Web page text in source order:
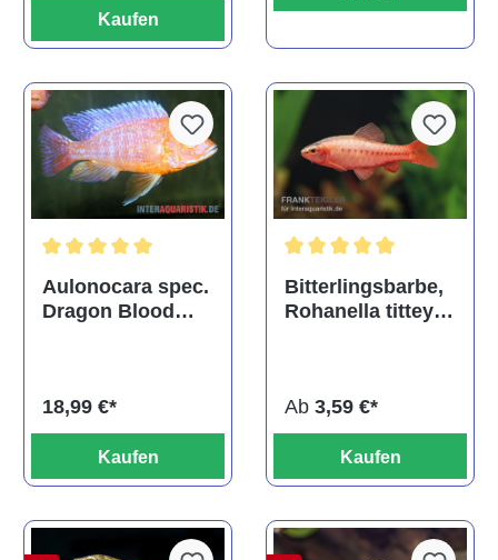
Kaufen
Aulonocara spec.
Dragon Blood
18,99 €*
Kaufen
Bitterlingsbarbe,
Rohanella titteya,
Ab 3,59 €*
Kaufen